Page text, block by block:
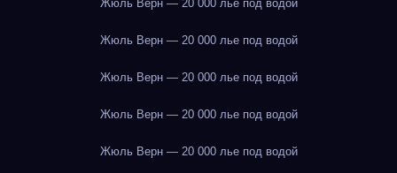
Жюль Верн — 20 000 лье под водой
Жюль Верн — 20 000 лье под водой
Жюль Верн — 20 000 лье под водой
Жюль Верн — 20 000 лье под водой
Жюль Верн — 20 000 лье под водой